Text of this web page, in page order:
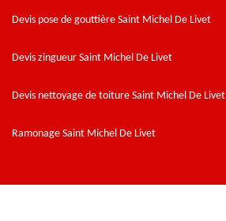
Devis pose de gouttière Saint Michel De Livet
Devis zingueur Saint Michel De Livet
Devis nettoyage de toiture Saint Michel De Livet
Ramonage Saint Michel De Livet